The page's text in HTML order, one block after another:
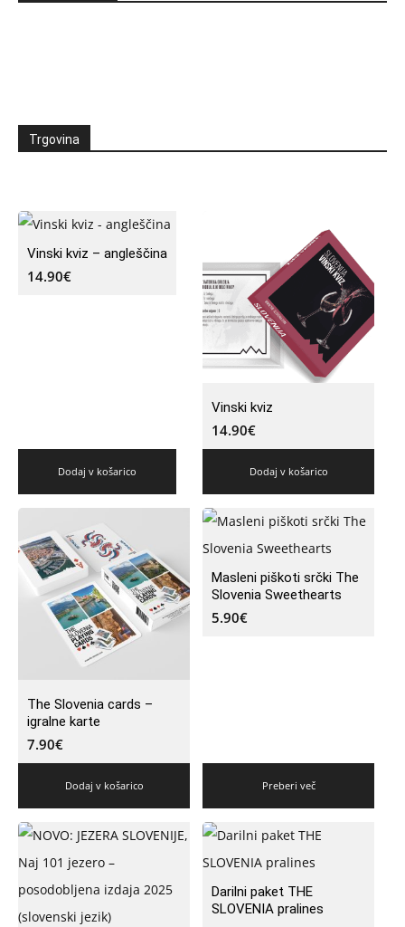
Trgovina
Vinski kviz – angleščina
14.90€
Dodaj v košarico
Vinski kviz
14.90€
Dodaj v košarico
The Slovenia cards –
igralne karte
7.90€
Dodaj v košarico
Masleni piškoti srčki The
Slovenia Sweethearts
5.90€
Preberi več
Darilni paket THE
SLOVENIA pralines